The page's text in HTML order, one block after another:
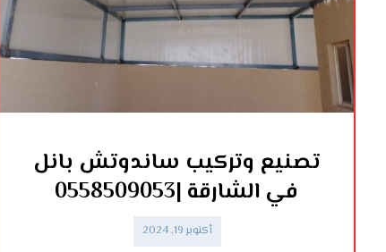
تصنيع وتركيب ساندوتش بانل
في الشارقة |0558509053
أكتوبر 19, 2024